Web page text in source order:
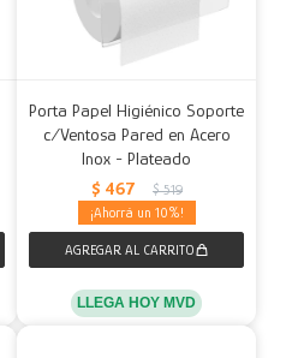
Porta Papel Higiénico Soporte
c/Ventosa Pared en Acero
Inox - Plateado
$ 467 $ 519
10
LLEGA HOY MVD